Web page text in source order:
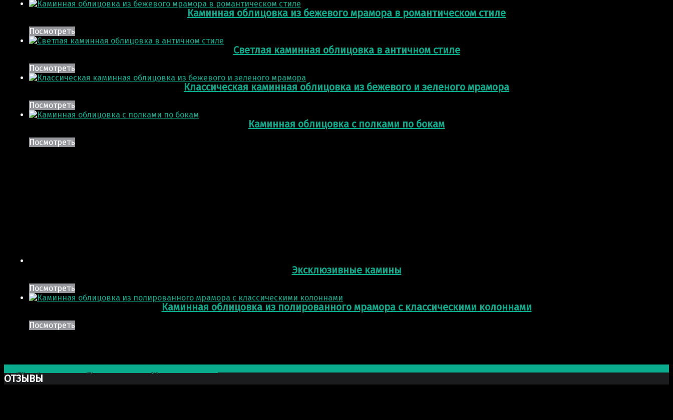
Каминная облицовка из бежевого мрамора в романтическом стиле
Посмотреть
Светлая каминная облицовка в античном стиле
Посмотреть
Классическая каминная облицовка из бежевого и зеленого мрамора
Посмотреть
Каминная облицовка с полками по бокам
Посмотреть
Эксклюзивные камины
Посмотреть
Каминная облицовка из полированного мрамора с классическими колоннами
Посмотреть
ОТЗЫВЫ